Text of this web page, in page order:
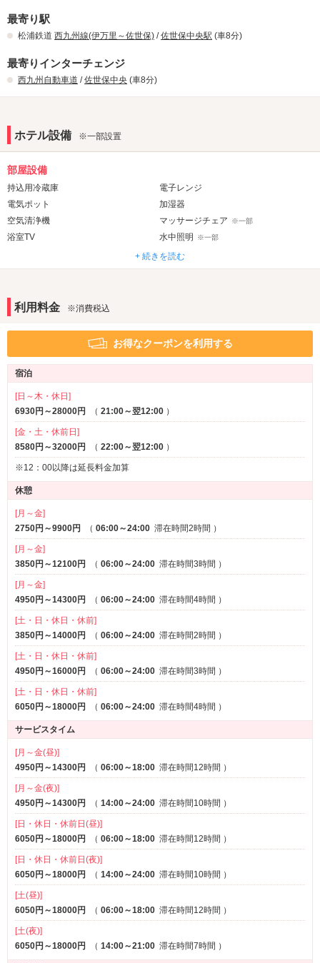
最寄り駅
松浦鉄道 西九州線(伊万里～佐世保) /佐世保中央駅 (車8分)
最寄りインターチェンジ
西九州自動車道 /佐世保中央 (車8分)
ホテル設備 ※一部設置
部屋設備
持込用冷蔵庫
電子レンジ
電気ポット
加湿器
空気清浄機
マッサージチェア ※一部
浴室TV 水中照明 ※一部
ウォシュレット
カラオケ
DVDプレーヤー
バスローブ
部屋タイプ
テラス ※一部
3名以上利用可
サービス
ルームサービス
+ 続きを読む
利用料金 ※消費税込
お得なクーポンを利用する
宿泊
[日～木・休日]
6930円～28000円
（ 21:00～翌12:00 ）
[金・土・休前日]
8580円～32000円
（ 22:00～翌12:00 ）
※12：00以降は延長料金加算
休憩
[月～金]
2750円～9900円
（ 06:00～24:00 滞在時間2時間 ）
[月～金]
3850円～12100円
（ 06:00～24:00 滞在時間3時間 ）
[月～金]
4950円～14300円
（ 06:00～24:00 滞在時間4時間 ）
[土・日・休日・休前]
3850円～14000円
（ 06:00～24:00 滞在時間2時間 ）
[土・日・休日・休前]
4950円～16000円
（ 06:00～24:00 滞在時間3時間 ）
[土・日・休日・休前]
6050円～18000円
（ 06:00～24:00 滞在時間4時間 ）
サービスタイム
[月～金(昼)]
4950円～14300円
（ 06:00～18:00 滞在時間12時間 ）
[月～金(夜)]
4950円～14300円
（ 14:00～24:00 滞在時間10時間 ）
[日・休日・休前日(昼)]
6050円～18000円
（ 06:00～18:00 滞在時間12時間 ）
[日・休日・休前日(夜)]
6050円～18000円
（ 14:00～24:00 滞在時間10時間 ）
[土(昼)]
6050円～18000円
（ 06:00～18:00 滞在時間12時間 ）
[土(夜)]
6050円～18000円
（ 14:00～21:00 滞在時間7時間 ）